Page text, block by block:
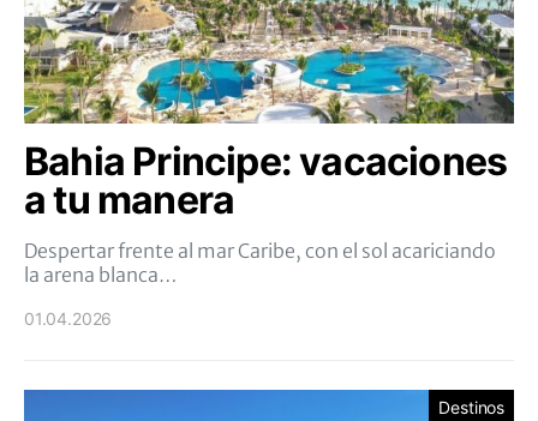
Bahia Principe: vacaciones
a tu manera
Despertar frente al mar Caribe, con el sol acariciando
la arena blanca…
01.04.2026
Destinos